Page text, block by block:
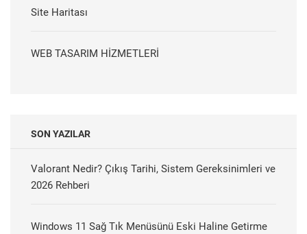
Site Haritası
WEB TASARIM HİZMETLERİ
SON YAZILAR
Valorant Nedir? Çıkış Tarihi, Sistem Gereksinimleri ve
2026 Rehberi
Windows 11 Sağ Tık Menüsünü Eski Haline Getirme